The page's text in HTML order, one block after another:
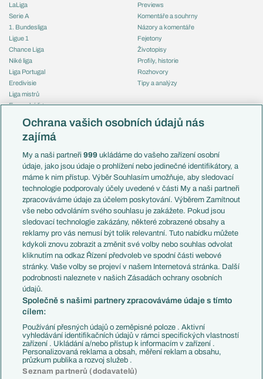
LaLiga
Serie A
1. Bundesliga
Ligue 1
Chance Liga
Niké liga
Liga Portugal
Eredivisie
Liga mistrů
Evropská liga
Mistrovství světa
Liga národů
Témata
Představení týmů MS
EuroSkauting
PL v kostce
Evropské koeficienty
Přestupy
Přestupové spekulace
Zranění
Kluby
Arsenal FC
Chelsea FC
Manchester United
AC Milán
Juventus FC
Bayern Mnichov
FC Barcelona
Real Madrid
Previews
Komentáře a souhrny
Názory a komentáře
Fejetony
Životopisy
Profily, historie
Rozhovory
Tipy a analýzy
Česko
Francie
Itálie
Německo
Španělsko
Argentina
Brazílie
Přestupy
Zápasy
Livescore
Tipovací soutěž
Ochrana vašich osobních údajů nás
zajímá
My a naši partneři999 ukládáme do vašeho zařízení osobní
údaje, jako jsou údaje o prohlížení nebo jedinečné identifikátory, a
máme k nim přístup. Výběr Souhlasím umožňuje, aby sledovací
technologie podporovaly účely uvedené v části My a naši partneři
zpracováváme údaje za účelem poskytování. Výběrem Zamítnout
vše nebo odvoláním svého souhlasu je zakážete. Pokud jsou
sledovací technologie zakázány, některé zobrazené obsahy a
reklamy pro vás nemusí být tolik relevantní. Tuto nabídku můžete
kdykoli znovu zobrazit a změnit své volby nebo souhlas odvolat
kliknutím na odkaz Řízení předvoleb ve spodní části webové
stránky. Vaše volby se projeví v našem Internetová stránka. Další
podrobnosti naleznete v našich Zásadách ochrany osobních
údajů.
Společně s našimi partnery zpracováváme údaje s tímto
cílem:
Používání přesných údajů o zeměpisné poloze . Aktivní
vyhledávání identifikačních údajů v rámci specifických vlastností
zařízení . Ukládání a/nebo přístup k informacím v zařízení .
Personalizovaná reklama a obsah, měření reklam a obsahu,
průzkum publika a rozvoj služeb .
Seznam partnerů (dodavatelů)